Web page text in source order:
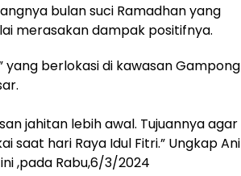
bulan suci Ramadhan yang
merasakan dampak positifnya.
yang berlokasi di kawasan Gampong
jahitan lebih awal. Tujuannya agar
hari Raya Idul Fitri.” Ungkap Ani
,pada Rabu,6/3/2024